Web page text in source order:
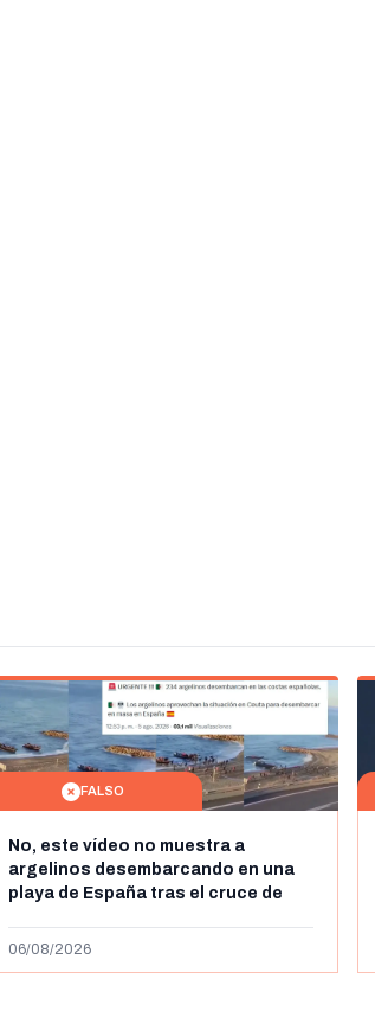
FALSO
No, este vídeo no muestra a
argelinos desembarcando en una
playa de España tras el cruce de
de julio de 2026: son imágenes de
06/08/2026